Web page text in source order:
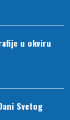
u okviru
Svetog